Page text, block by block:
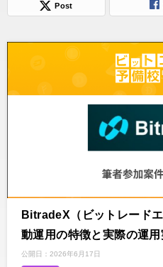
Post
BitradeX（ビットレード
動運用の特徴と実際の運用
公開日： 2026年6月17日